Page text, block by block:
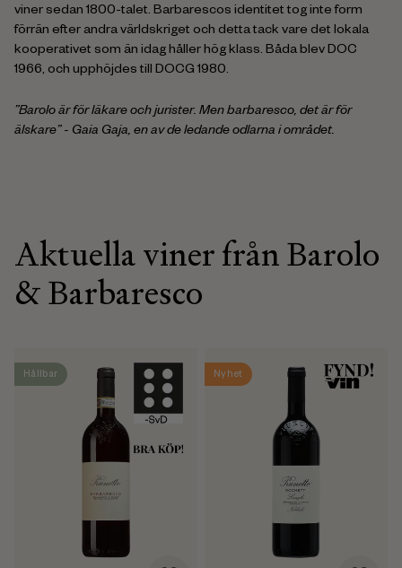
viner sedan 1800-talet. Barbarescos identitet tog inte form
förrän efter andra världskriget och detta tack vare det lokala
kooperativet som än idag håller hög klass. Båda blev DOC
1966, och upphöjdes till DOCG 1980.
”Barolo är för läkare och jurister. Men barbaresco, det är för
älskare” - Gaia Gaja, en av de ledande odlarna i området.
Aktuella viner från Barolo
& Barbaresco
Hållbar Nyhet